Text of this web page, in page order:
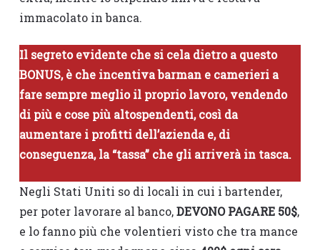
immacolato in banca.
Il segreto evidente che si cela dietro a questo
BONUS, è che incentiva barman e camerieri a
fare sempre meglio il proprio lavoro, vendendo
di più e cose più altospendenti, così da
aumentare i profitti dell’azienda e, di
conseguenza, la “tassa” che gli arriverà in tasca.
Negli Stati Uniti so di locali in cui i bartender,
per poter lavorare al banco,DEVONO PAGARE 50$,
e lo fanno più che volentieri visto che tra mance